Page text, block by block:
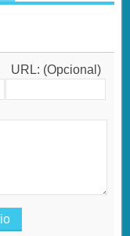
URL: (Opcional)